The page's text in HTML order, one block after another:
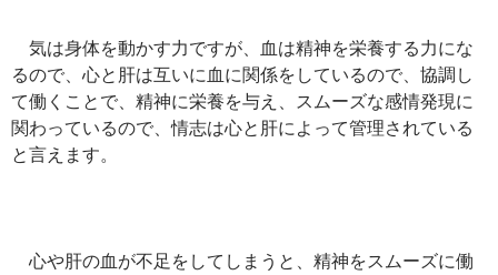
気は身体を動かす力ですが、血は精神を栄養する力にな
るので、心と肝は互いに血に関係をしているので、協調し
て働くことで、精神に栄養を与え、スムーズな感情発現に
関わっているので、情志は心と肝によって管理されている
と言えます。
心や肝の血が不足をしてしまうと、精神をスムーズに働